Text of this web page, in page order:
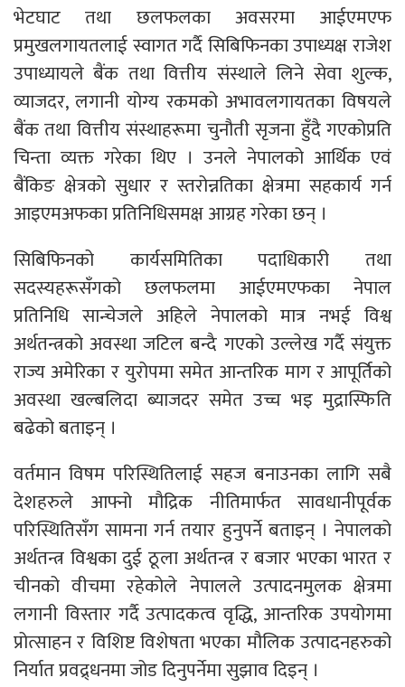
भेटघाट तथा छलफलका अवसरमा आईएमएफ
प्रमुखलगायतलाई स्वागत गर्दै सिबिफिनका उपाध्यक्ष राजेश
उपाध्यायले बैंक तथा वित्तीय संस्थाले लिने सेवा शुल्क,
व्याजदर, लगानी योग्य रकमको अभावलगायतका विषयले
बैंक तथा वित्तीय संस्थाहरूमा चुनौती सृजना हुँदै गएकोप्रति
चिन्ता व्यक्त गरेका थिए । उनले नेपालको आर्थिक एवं
बैंकिङ क्षेत्रको सुधार र स्तरोन्नतिका क्षेत्रमा सहकार्य गर्न
आइएमअफका प्रतिनिधिसमक्ष आग्रह गरेका छन् ।
सिबिफिनको कार्यसमितिका पदाधिकारी तथा
सदस्यहरूसँगको छलफलमा आईएमएफका नेपाल
प्रतिनिधि सान्चेजले अहिले नेपालको मात्र नभई विश्व
अर्थतन्त्रको अवस्था जटिल बन्दै गएको उल्लेख गर्दै संयुक्त
राज्य अमेरिका र युरोपमा समेत आन्तरिक माग र आपूर्तिको
अवस्था खल्बलिदा ब्याजदर समेत उच्च भइ मुद्रास्फिति
बढेको बताइन् ।
वर्तमान विषम परिस्थितिलाई सहज बनाउनका लागि सबै
देशहरुले आफ्नो मौद्रिक नीतिमार्फत सावधानीपूर्वक
परिस्थितिसँग सामना गर्न तयार हुनुपर्ने बताइन् । नेपालको
अर्थतन्त्र विश्वका दुई ठूला अर्थतन्त्र र बजार भएका भारत र
चीनको वीचमा रहेकोले नेपालले उत्पादनमुलक क्षेत्रमा
लगानी विस्तार गर्दै उत्पादकत्व वृद्धि, आन्तरिक उपयोगमा
प्रोत्साहन र विशिष्ट विशेषता भएका मौलिक उत्पादनहरुको
निर्यात प्रवद्र्धनमा जोड दिनुपर्नेमा सुझाव दिइन् ।